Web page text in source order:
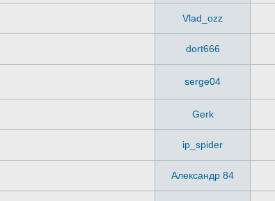
Vlad_ozz
dort666
serge04
Gerk
ip_spider
Александр 84